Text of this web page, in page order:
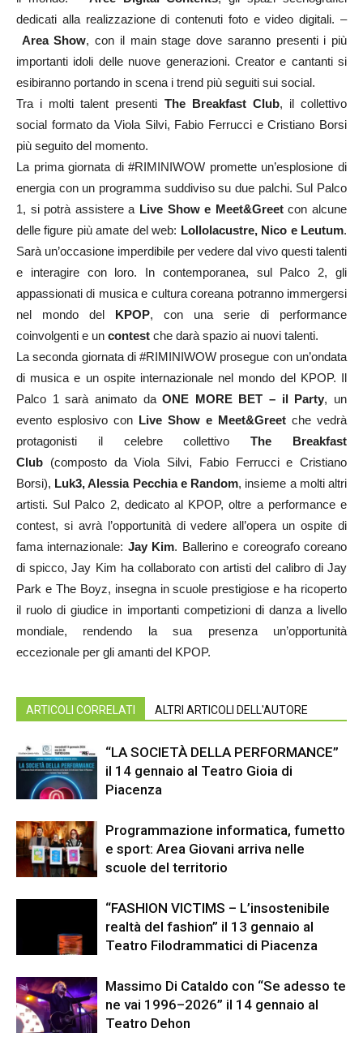
dedicati alla realizzazione di contenuti foto e video digitali. –
Area Show, con il main stage dove saranno presenti i più
importanti idoli delle nuove generazioni. Creator e cantanti si
esibiranno portando in scena i trend più seguiti sui social.
Tra i molti talent presenti The Breakfast Club, il collettivo
social formato da Viola Silvi, Fabio Ferrucci e Cristiano Borsi
più seguito del momento.
La prima giornata di #RIMINIWOW promette un’esplosione di
energia con un programma suddiviso su due palchi. Sul Palco
1, si potrà assistere a Live Show e Meet&Greetcon alcune
delle figure più amate del web: Lollolacustre, Nico e Leutum.
Sarà un’occasione imperdibile per vedere dal vivo questi talenti
e interagire con loro. In contemporanea, sul Palco 2, gli
appassionati di musica e cultura coreana potranno immergersi
nel mondo del KPOP, con una serie di performance
coinvolgenti e un contest che darà spazio ai nuovi talenti.
La seconda giornata di #RIMINIWOW prosegue con un’ondata
di musica e un ospite internazionale nel mondo del KPOP. Il
Palco 1 sarà animato daONE MORE BET – il Party, un
evento esplosivo con Live Show e Meet&Greet che vedrà
protagonisti il celebre collettivoThe Breakfast
Club (composto da Viola Silvi, Fabio Ferrucci e Cristiano
Borsi), Luk3, Alessia Pecchia e Random, insieme a molti altri
artisti. Sul Palco 2, dedicato al KPOP, oltre a performance e
contest, si avrà l’opportunità di vedere all’opera un ospite di
fama internazionale: Jay Kim. Ballerino e coreografo coreano
di spicco, Jay Kim ha collaborato con artisti del calibro di Jay
Park e The Boyz, insegna in scuole prestigiose e ha ricoperto
il ruolo di giudice in importanti competizioni di danza a livello
mondiale, rendendo la sua presenza un’opportunità
eccezionale per gli amanti del KPOP.
ARTICOLI CORRELATI ALTRI ARTICOLI DELL'AUTORE
“LA SOCIETÀ DELLA PERFORMANCE”
il 14 gennaio al Teatro Gioia di
Piacenza
Programmazione informatica, fumetto
e sport: Area Giovani arriva nelle
scuole del territorio
“FASHION VICTIMS – L’insostenibile
realtà del fashion” il 13 gennaio al
Teatro Filodrammatici di Piacenza
Massimo Di Cataldo con “Se adesso te
ne vai 1996–2026” il 14 gennaio al
Teatro Dehon